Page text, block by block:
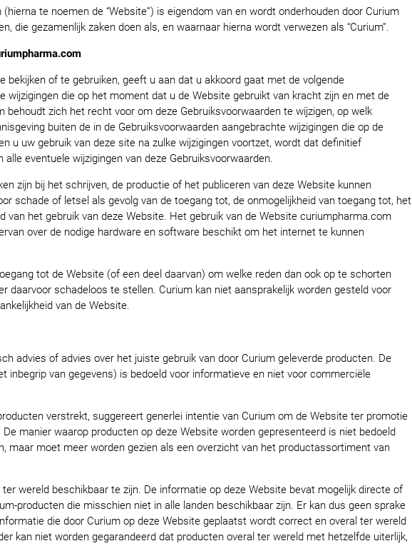
te noemen de “Website”) is eigendom van en wordt onderhouden door Curium
die gezamenlijk zaken doen als, en waarnaar hierna wordt verwezen als “Curium”.
bekijken of te gebruiken, geeft u aan dat u akkoord gaat met de volgende
wijzigingen die op het moment dat u de Website gebruikt van kracht zijn en met de
behoudt zich het recht voor om deze Gebruiksvoorwaarden te wijzigen, op welk
buiten de in de Gebruiksvoorwaarden aangebrachte wijzigingen die op de
u uw gebruik van deze site na zulke wijzigingen voortzet, wordt dat definitief
eventuele wijzigingen van deze Gebruiksvoorwaarden.
zijn bij het schrijven, de productie of het publiceren van deze Website kunnen
schade of letsel als gevolg van de toegang tot, de onmogelijkheid van toegang tot, het
van het gebruik van deze Website. Het gebruik van de Website curiumpharma.com
over de nodige hardware en software beschikt om het internet te kunnen
tot de Website (of een deel daarvan) om welke reden dan ook op te schorten
daarvoor schadeloos te stellen. Curium kan niet aansprakelijk worden gesteld voor
van de Website.
advies of advies over het juiste gebruik van door Curium geleverde producten. De
inbegrip van gegevens) is bedoeld voor informatieve en niet voor commerciële
verstrekt, suggereert generlei intentie van Curium om de Website ter promotie
manier waarop producten op deze Website worden gepresenteerd is niet bedoeld
maar moet meer worden gezien als een overzicht van het productassortiment van
wereld beschikbaar te zijn. De informatie op deze Website bevat mogelijk directe of
producten die misschien niet in alle landen beschikbaar zijn. Er kan dus geen sprake
die door Curium op deze Website geplaatst wordt correct en overal ter wereld
kan niet worden gegarandeerd dat producten overal ter wereld met hetzelfde uiterlijk,